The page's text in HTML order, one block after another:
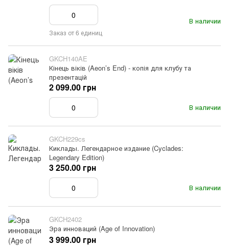
В наличии
Заказ от 6 единиц
GKCH140AE
Кінець віків (Aeon’s End) - копія для клубу та
презентацій
В наличии
2 099.00 грн
GKCH229cs
Киклады. Легендарное издание (Cyclades:
Legendary Edition)
В наличии
3 250.00 грн
GKCH2402
Эра инноваций (Age of Innovation)
3 999.00 грн